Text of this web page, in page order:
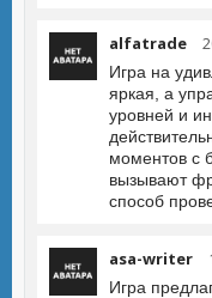
alfatrade
Игра на
яркая, а
уровней и
моментов с
вызывают
способ
asa-writer
Игра